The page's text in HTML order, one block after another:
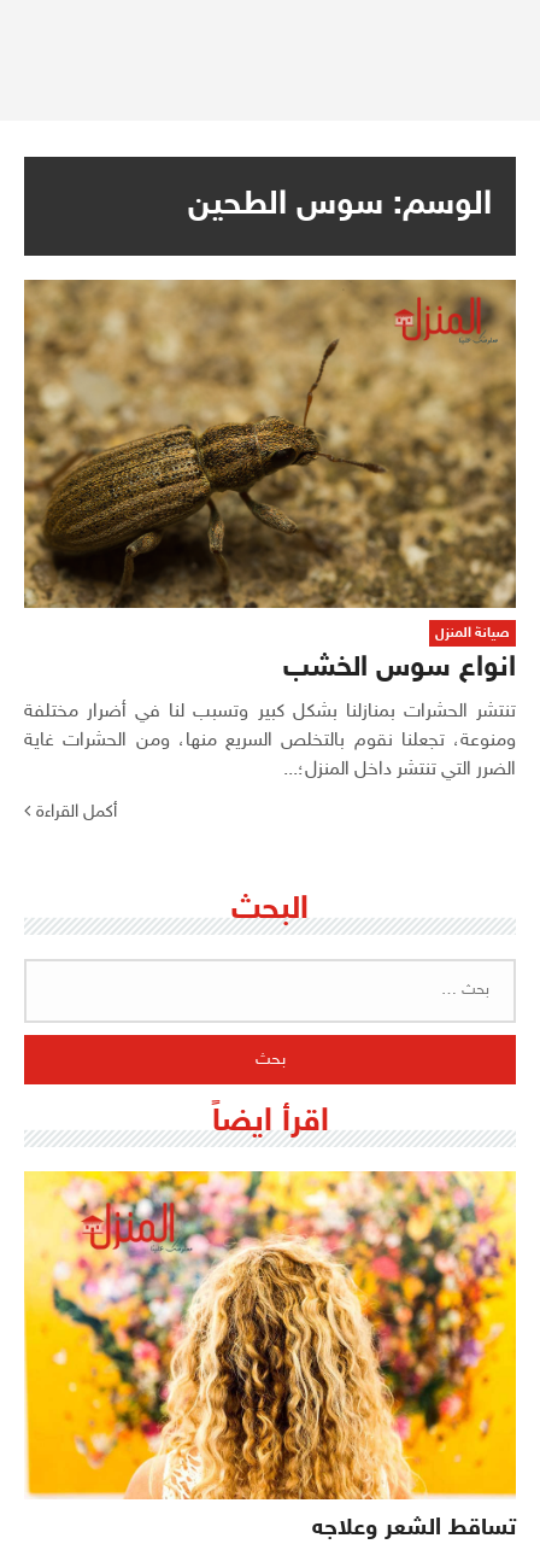
الوسم: سوس الطحين
صيانة المنزل
انواع سوس الخشب
تنتشر الحشرات بمنازلنا بشكل كبير وتسبب لنا في أضرار مختلفة
ومنوعة، تجعلنا نقوم بالتخلص السريع منها، ومن الحشرات غاية
الضرر التي تنتشر داخل المنزل؛...
أكمل القراءة
البحث
اقرأ ايضاً
تساقط الشعر وعلاجه